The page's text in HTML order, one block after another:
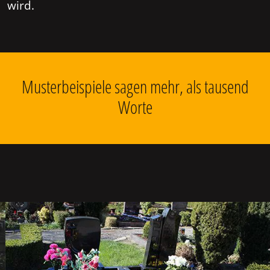
wird.
Musterbeispiele sagen mehr, als tausend
Worte